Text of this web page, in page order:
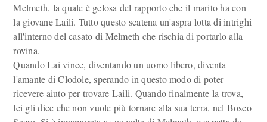
Melmeth, la quale è gelosa del rapporto che il marito ha con
la giovane Laili. Tutto questo scatena un'aspra lotta di intrighi
all'interno del casato di Melmeth che rischia di portarlo alla
rovina.
Quando Lai vince, diventando un uomo libero, diventa
l'amante di Clodole, sperando in questo modo di poter
ricevere aiuto per trovare Laili. Quando finalmente la trova,
lei gli dice che non vuole più tornare alla sua terra, nel Bosco